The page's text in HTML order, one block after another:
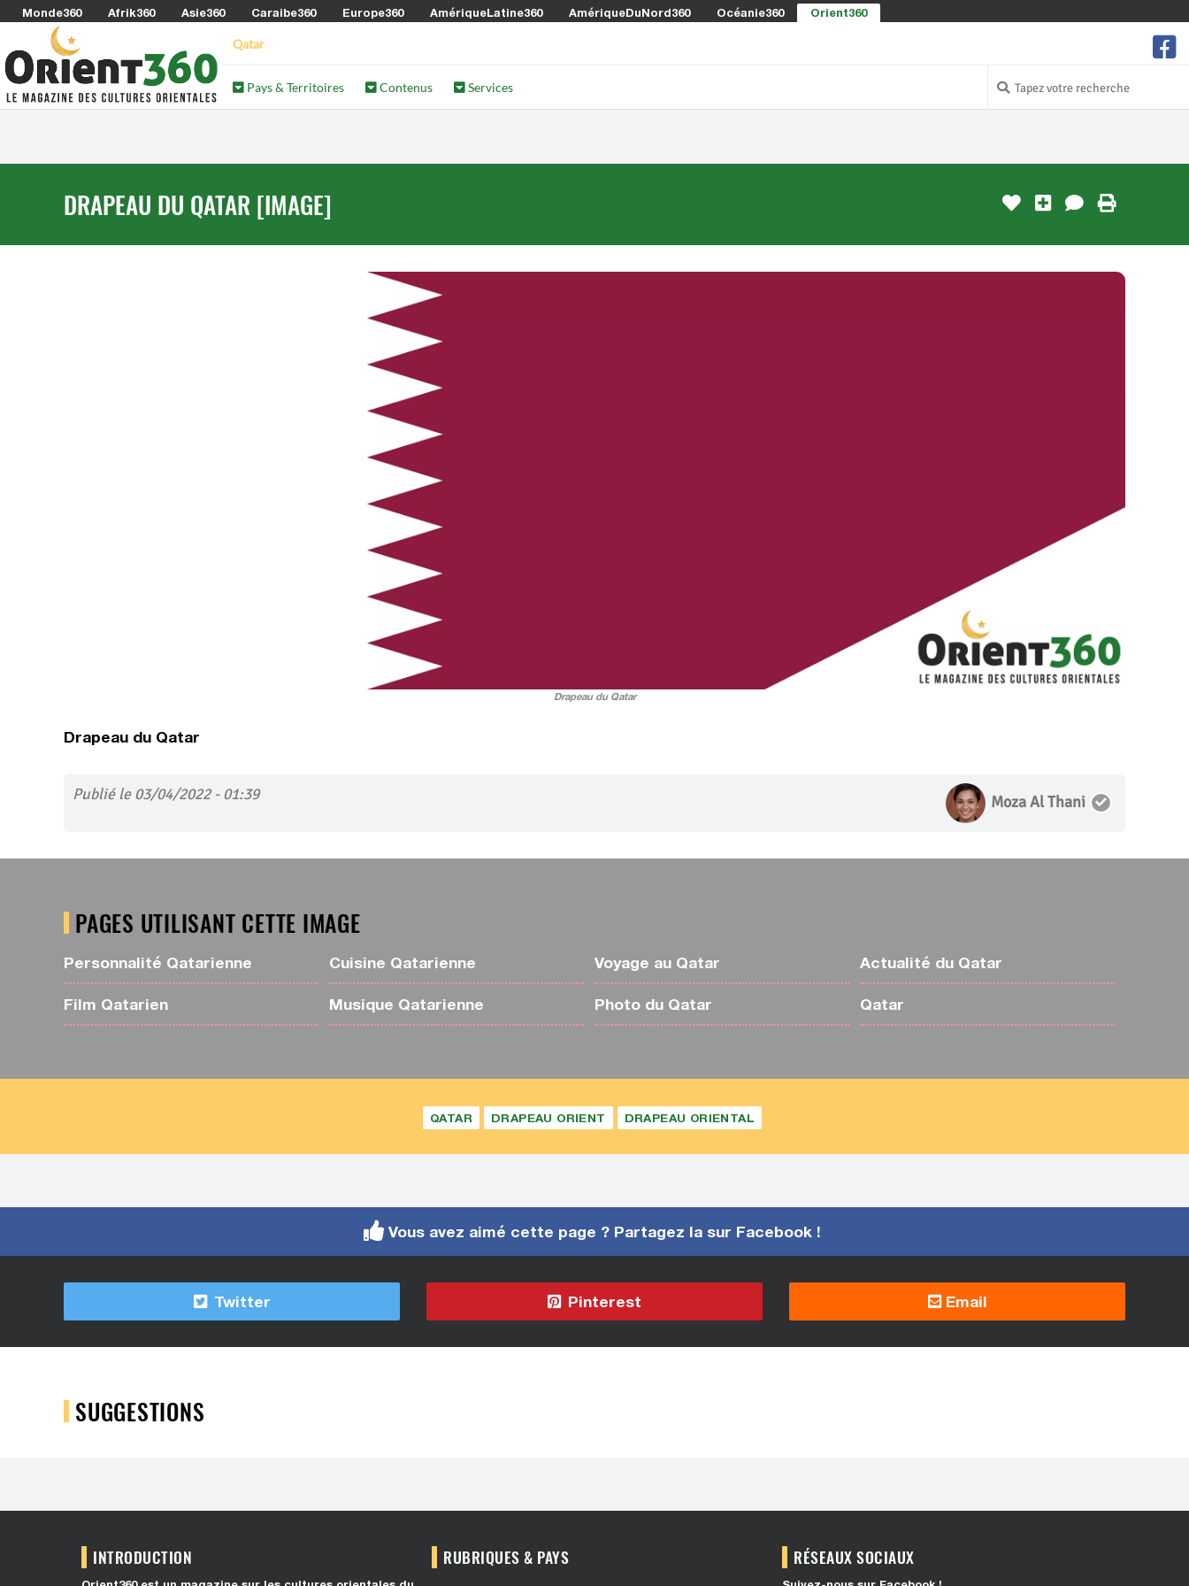
Monde360 Afrik360 Asie360 Caraibe360 Europe360 AmériqueLatine360 AmériqueDuNord360 Océanie360 Orient360
Qatar
Pays & Territoires Contenus Services
DRAPEAU DU QATAR [IMAGE]
Drapeau du Qatar
Drapeau du Qatar
Publié le 03/04/2022 - 01:39 Moza Al Thani
PAGES UTILISANT CETTE IMAGE
Personnalité Qatarienne Cuisine Qatarienne Voyage au Qatar Actualité du Qatar
Film Qatarien Musique Qatarienne Photo du Qatar Qatar
QATAR DRAPEAU ORIENT DRAPEAU ORIENTAL
Vous avez aimé cette page ? Partagez la sur Facebook !
Twitter Pinterest Email
SUGGESTIONS
INTRODUCTION RUBRIQUES & PAYS RÉSEAUX SOCIAUX